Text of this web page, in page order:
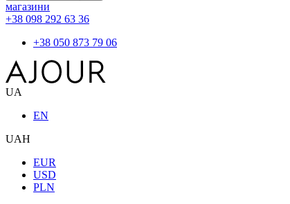
магазини
+38 098 292 63 36
+38 050 873 79 06
UA
EN
UAH
EUR
USD
PLN